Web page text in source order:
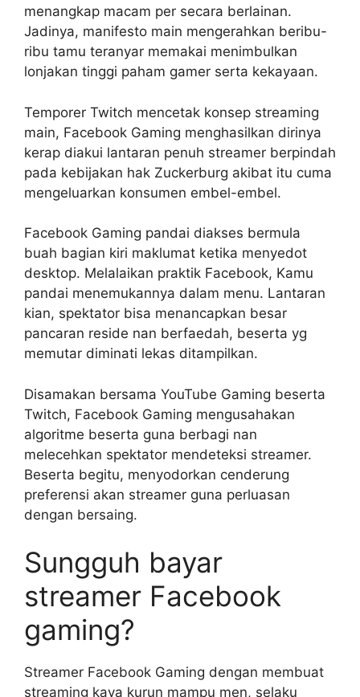
menangkap macam per secara berlainan.
Jadinya, manifesto main mengerahkan beribu-
ribu tamu teranyar memakai menimbulkan
lonjakan tinggi paham gamer serta kekayaan.
Temporer Twitch mencetak konsep streaming
main, Facebook Gaming menghasilkan dirinya
kerap diakui lantaran penuh streamer berpindah
pada kebijakan hak Zuckerburg akibat itu cuma
mengeluarkan konsumen embel-embel.
Facebook Gaming pandai diakses bermula
buah bagian kiri maklumat ketika menyedot
desktop. Melalaikan praktik Facebook, Kamu
pandai menemukannya dalam menu. Lantaran
kian, spektator bisa menancapkan besar
pancaran reside nan berfaedah, beserta yg
memutar diminati lekas ditampilkan.
Disamakan bersama YouTube Gaming beserta
Twitch, Facebook Gaming mengusahakan
algoritme beserta guna berbagi nan
melecehkan spektator mendeteksi streamer.
Beserta begitu, menyodorkan cenderung
preferensi akan streamer guna perluasan
dengan bersaing.
Sungguh bayar
streamer Facebook
gaming?
Streamer Facebook Gaming dengan membuat
streaming kaya kurun mampu men, selaku